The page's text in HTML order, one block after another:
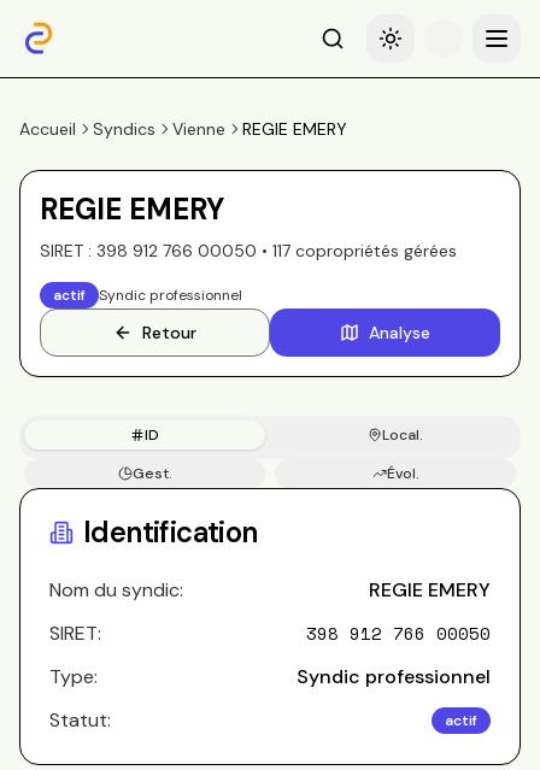
RechercheBasculer le thème
Menu
Accueil Syndics Vienne REGIE EMERY
REGIE EMERY
SIRET : 398 912 766 00050 • 117 copropriétés gérées
actif Syndic professionnel
Retour Analyse
ID
Local.
Gest.
Évol.
Identification
Nom du syndic:
REGIE EMERY
SIRET:
398 912 766 00050
Type:
Syndic professionnel
Statut:
actif